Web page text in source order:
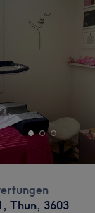
, Thun, 3603